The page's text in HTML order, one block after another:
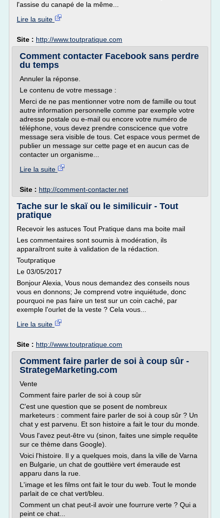
l'assise du canapé de la même...
Lire la suite
Site : http://www.toutpratique.com
Comment contacter Facebook sans perdre
du temps
Annuler la réponse.
Le contenu de votre message :
Merci de ne pas mentionner votre nom de famille ou tout
autre information personnelle comme par exemple votre
adresse postale ou e-mail ou encore votre numéro de
téléphone, vous devez prendre conscicence que votre
message sera visible de tous. Cet espace vous permet de
publier un message sur cette page et en aucun cas de
contacter un organisme...
Lire la suite
Site : http://comment-contacter.net
Tache sur le skaï ou le similicuir - Tout
pratique
Recevoir les astuces Tout Pratique dans ma boite mail
Les commentaires sont soumis à modération, ils
apparaîtront suite à validation de la rédaction.
Toutpratique
Le 03/05/2017
Bonjour Alexia, Vous nous demandez des conseils nous
vous en donnons; Je comprend votre inquiétude, donc
pourquoi ne pas faire un test sur un coin caché, par
exemple l'ourlet de la veste ? Cela vous...
Lire la suite
Site : http://www.toutpratique.com
Comment faire parler de soi à coup sûr -
StrategeMarketing.com
Vente
Comment faire parler de soi à coup sûr
C'est une question que se posent de nombreux
marketeurs : comment faire parler de soi à coup sûr ? Un
chat y est parvenu. Et son histoire a fait le tour du monde.
Vous l'avez peut-être vu (sinon, faites une simple requête
sur ce thème dans Google).
Voici l'histoire. Il y a quelques mois, dans la ville de Varna
en Bulgarie, un chat de gouttière vert émeraude est
apparu dans la rue.
L'image et les films ont fait le tour du web. Tout le monde
parlait de ce chat vert/bleu.
Comment un chat peut-il avoir une fourrure verte ? Qui a
peint ce chat...